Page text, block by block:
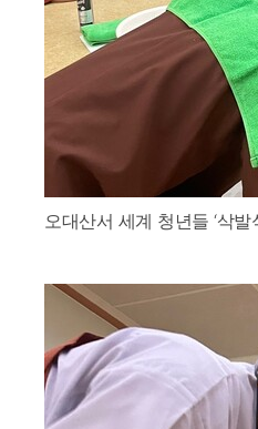
오대산서 세계 청년들 ‘삭